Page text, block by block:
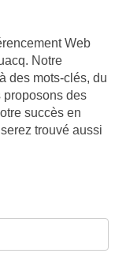
Web
Notre
des mots-clés, du
proposons des
succès en
trouvé aussi